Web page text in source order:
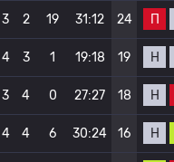
3 2 19 31:12 24 П
4 3 1 19:18 19 Н
3 4 0 27:27 18 Н
4 4 6 30:24 16 Н